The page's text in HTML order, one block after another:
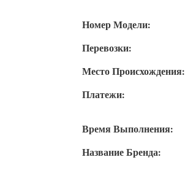
Номер Модели:
Перевозки:
Место Происхождения:
Платежи:
Время Выполнения:
Название Бренда: